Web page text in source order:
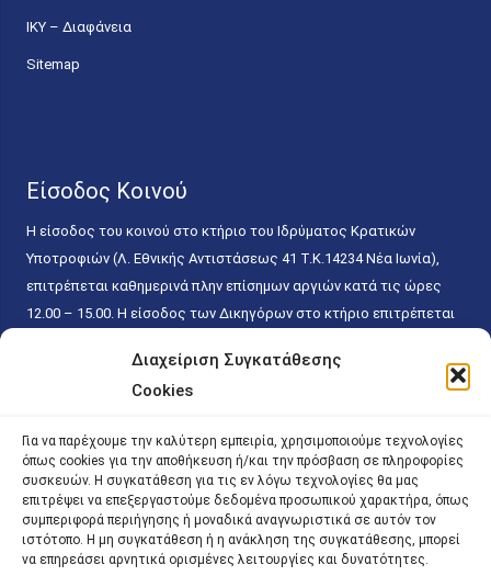
Διαχείριση Συγκατάθεσης
Cookies
Για να παρέχουμε την καλύτερη εμπειρία, χρησιμοποιούμε τεχνολογίες
όπως cookies για την αποθήκευση ή/και την πρόσβαση σε πληροφορίες
συσκευών. Η συγκατάθεση για τις εν λόγω τεχνολογίες θα μας
επιτρέψει να επεξεργαστούμε δεδομένα προσωπικού χαρακτήρα, όπως
συμπεριφορά περιήγησης ή μοναδικά αναγνωριστικά σε αυτόν τον
ιστότοπο. Η μη συγκατάθεση ή η ανάκληση της συγκατάθεσης, μπορεί
να επηρεάσει αρνητικά ορισμένες λειτουργίες και δυνατότητες.
ΙΚΥ – Διαφάνεια
Sitemap
Είσοδος Κοινού
Η είσοδος του κοινού στο κτήριο του Ιδρύματος Κρατικών
Υποτροφιών (Λ. Εθνικής Αντιστάσεως 41 T.K.14234 Νέα Ιωνία),
επιτρέπεται καθημερινά πλην επίσημων αργιών κατά τις ώρες
12.00 – 15.00. Η είσοδος των Δικηγόρων στο κτήριο επιτρέπεται
κάθε εργάσιμη ημέρα και ώρα χωρίς κανέναν χρονικό ή άλλο
περιορισμό. Η είσοδος του κοινού ειδικά στο γραφείο του
15.00. Η εξυπηρέτηση του κοινού πραγματοποιείται βάσει των
παγίων ισχυουσών διατάξεων. Για την αποφυγή συνωστισμού
εντός του εσωτερικού χώρου εξυπηρέτησης και αναμονής του
κοινού, η εξυπηρέτησή του δύναται να πραγματοποιείται κατόπιν
προγραμματισμένου ραντεβού.